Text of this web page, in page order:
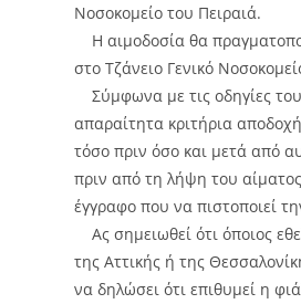
Νοσοκομείο του Πειραιά.
Η αιμοδοσία θα
στο Τζάνειο Γενικό
Σύμφωνα με τις οδηγίες
απαραίτητα κριτήρια
τόσο πριν όσο και μετά από
πριν από τη λήψη του
έγγραφο που να πιστοποιεί
Ας σημειωθεί ότι όποιος
της Αττικής ή της
να δηλώσει ότι επιθυμεί η